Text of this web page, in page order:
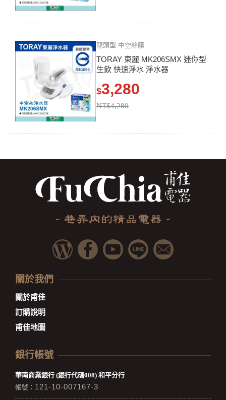
龍頭型 中空絲膜
TORAY 東麗 MK206SMX 迷你型
生飲 快速淨水 淨水器
$3,280
NT$4,280
關於我們
關於甫佳
訂購說明
甫佳地圖
銀行帳號
華南商業銀行 (銀行代碼008) 和平分行
帳號： 121-10-007167-3